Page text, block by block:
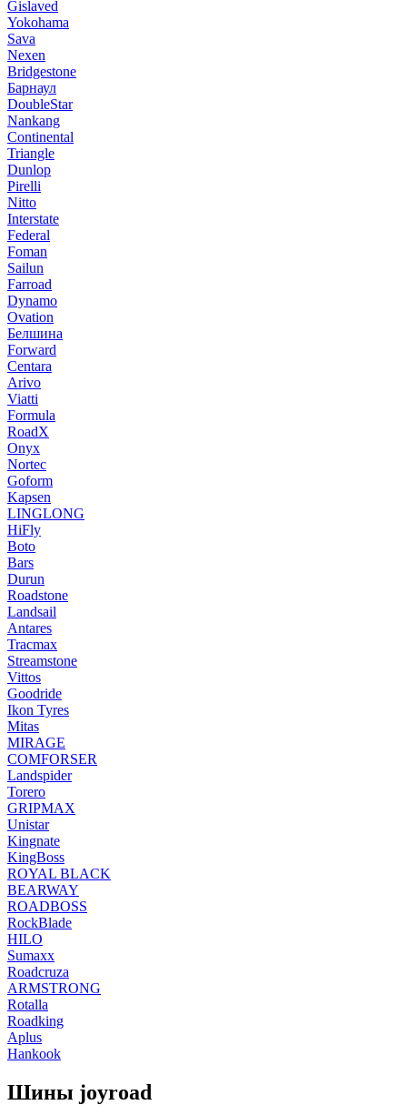
Gislaved
Yokohama
Sava
Nexen
Bridgestone
Барнаул
DoubleStar
Nankang
Continental
Triangle
Dunlop
Pirelli
Nitto
Interstate
Federal
Foman
Sailun
Farroad
Dynamo
Ovation
Белшина
Forward
Centara
Arivo
Viatti
Formula
RoadX
Onyx
Nortec
Goform
Kapsen
LINGLONG
HiFly
Boto
Bars
Durun
Roadstone
Landsail
Antares
Tracmax
Streamstone
Vittos
Goodride
Ikon Tyres
Mitas
MIRAGE
COMFORSER
Landspider
Torero
GRIPMAX
Unistar
Kingnate
KingBoss
ROYAL BLACK
BEARWAY
ROADBOSS
RockBlade
HILO
Sumaxx
Roadcruza
ARMSTRONG
Rotalla
Roadking
Aplus
Hankook
Шины joyroad